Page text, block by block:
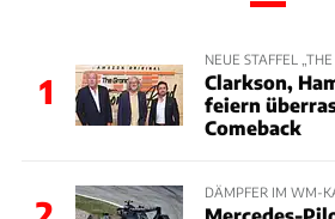
1
NEUE STAFFEL
Clarkson,
feiern
Comeback
DÄMPFER IM WM-